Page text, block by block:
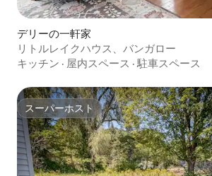
デリーの一軒家
リトルレイクハウス、バンガロー
キッチン · 屋内スペース ·駐車スペース
スーパーホスト
スーパーホスト